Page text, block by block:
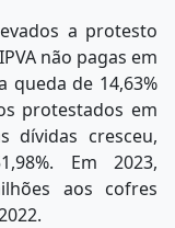
a protesto
não pagas em
queda de 14,63%
protestados em
dívidas cresceu,
Em 2023,
aos cofres